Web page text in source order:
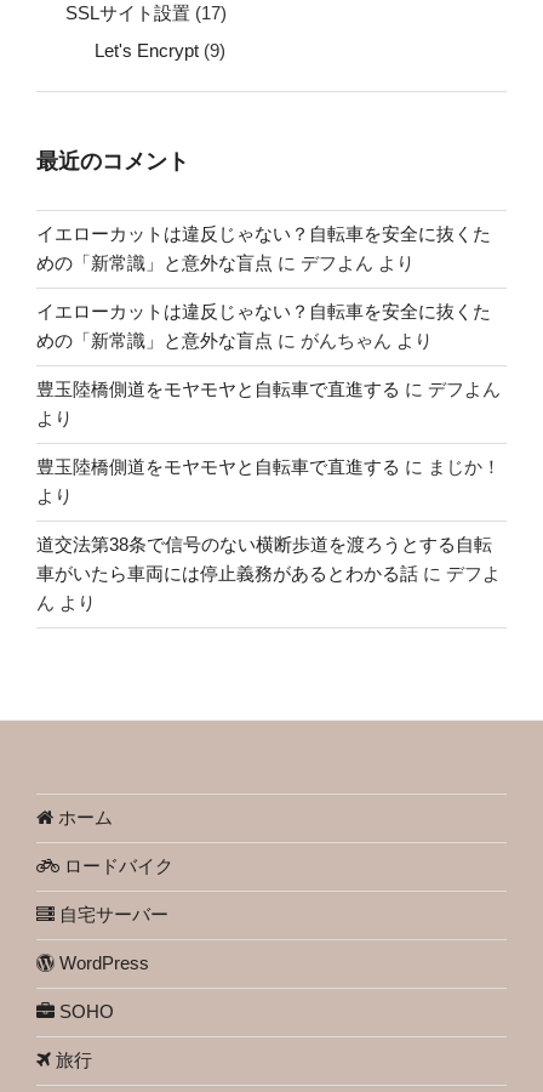
SSLサイト設置 (17)
Let's Encrypt (9)
最近のコメント
イエローカットは違反じゃない？自転車を安全に抜くた
めの「新常識」と意外な盲点 に デフよん より
イエローカットは違反じゃない？自転車を安全に抜くた
めの「新常識」と意外な盲点 に がんちゃん より
豊玉陸橋側道をモヤモヤと自転車で直進する に デフよん
より
豊玉陸橋側道をモヤモヤと自転車で直進する に まじか！
より
道交法第38条で信号のない横断歩道を渡ろうとする自転
車がいたら車両には停止義務があるとわかる話 に デフよ
ん より
ホーム
ロードバイク
自宅サーバー
WordPress
SOHO
旅行